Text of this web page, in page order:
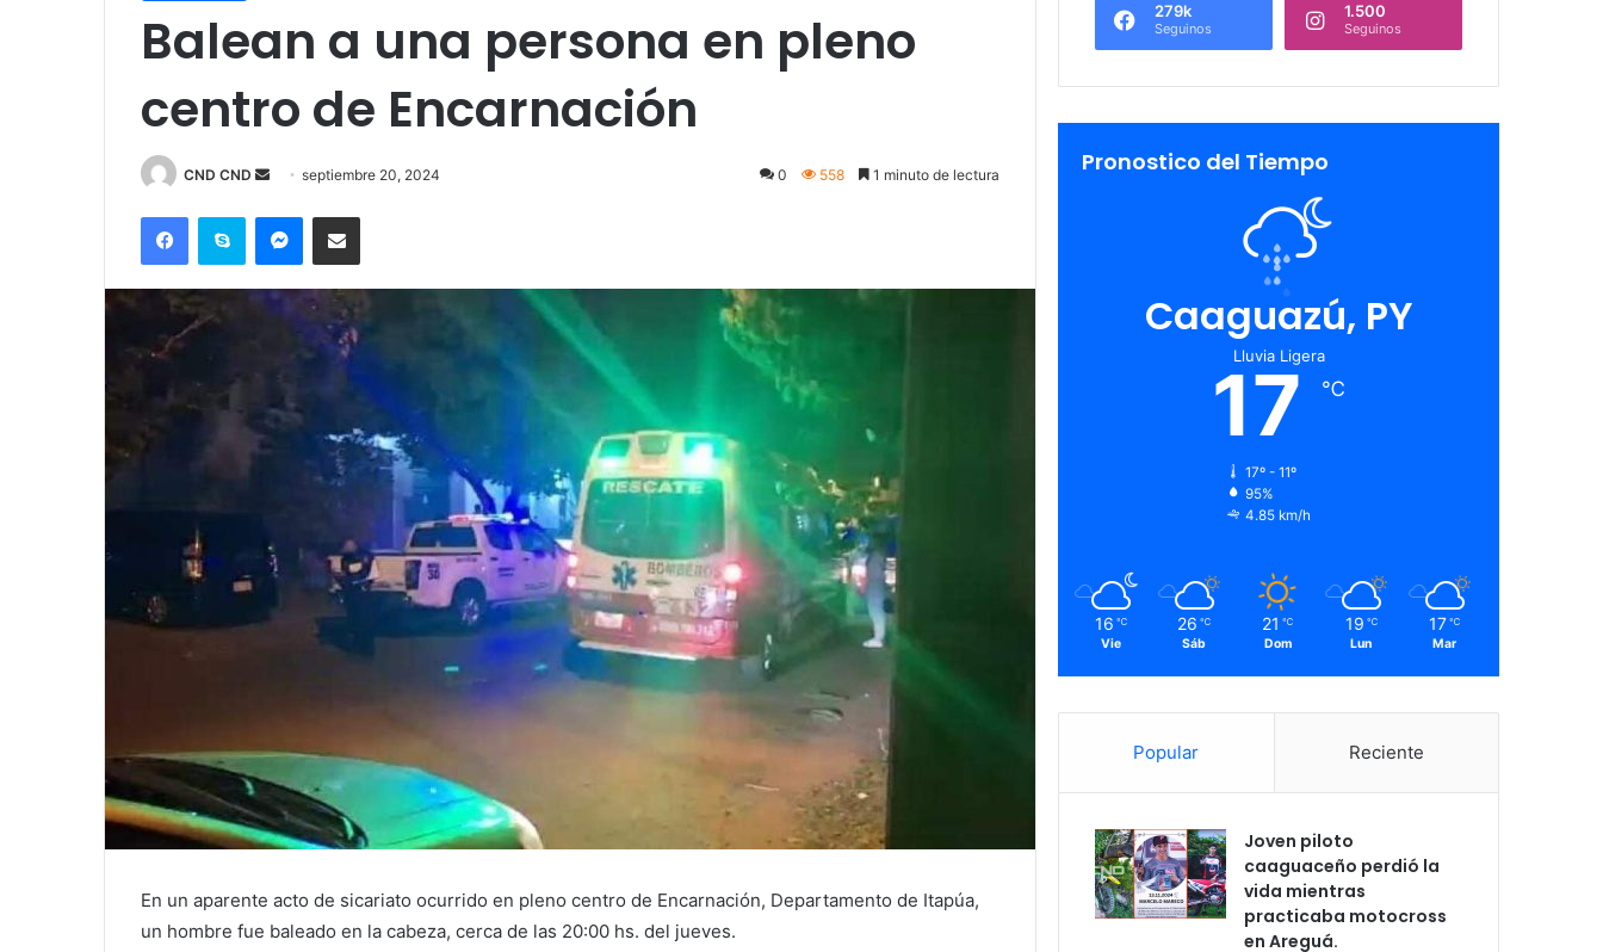
Balean a una persona en pleno
centro de Encarnación
CND CND
Send
email
septiembre 20, 2024 0 558 1 minuto de lectura
FacebookSkype MessengerCompartir por correo electrónico
En un aparente acto de sicariato ocurrido en pleno centro de Encarnación, Departamento de Itapúa,
un hombre fue baleado en la cabeza, cerca de las 20:00 hs. del jueves.
279k
Seguinos
1.500
Seguinos
Pronostico del Tiempo
Caaguazú, PY
Lluvia Ligera
17 ℃
17º - 11º
95%
4.85 km/h
16 ℃
Vie
26 ℃
Sáb
21 ℃
Dom
19 ℃
Lun
17 ℃
Mar
Popular Reciente
Joven piloto
caaguaceño perdió la
vida mientras
practicaba motocross
en Areguá.